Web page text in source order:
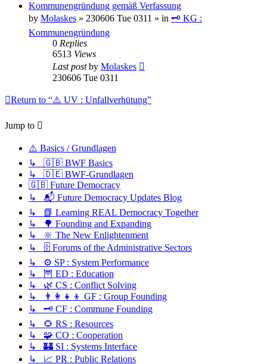
Kommunengründung gemäß Verfassung
by Molaskes » 230606 Tue 0311 » in 🗝️ KG :
Kommunengründung
0 Replies
6513 Views
Last postby Molaskes
230606 Tue 0311
Return to “⚠️ UV : Unfallverhütung”
Jump to
⚠️ Basics / Grundlagen
↳ 🇬🇧 BWF Basics
↳ 🇩🇪 BWF-Grundlagen
🇬🇧 Future Democracy
↳ 📬 Future Democracy Updates Blog
↳ 📗 Learning REAL Democracy Together
↳ 🌳 Founding and Expanding
↳ 🔆 The New Enlightenment
↳ 🗄️ Forums of the Administrative Sectors
↳ ⚙️ SP : System Performance
↳ 🦉 ED : Education
↳ 🌿 CS : Conflict Solving
↳ 👨‍👩‍👧‍👦 GF : Group Founding
↳ 🗝️ CF : Commune Founding
↳ 🌻 RS : Resources
↳ 🧩 CO : Cooperation
↳ 🏰 SI : Systems Interface
↳ 📈 PR : Public Relations